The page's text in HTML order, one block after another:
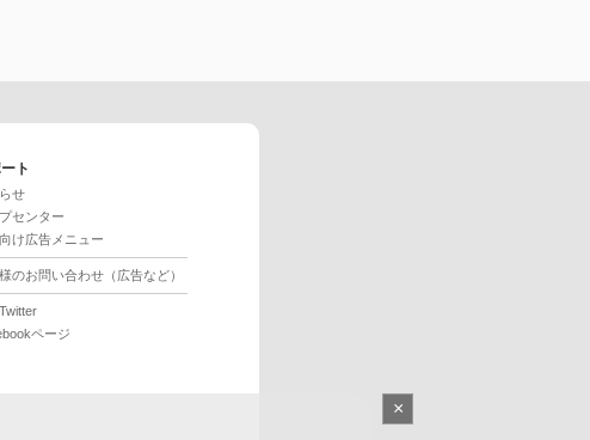
ト
せ
センター
け広告メニュー
のお問い合わせ（広告など）
ページ
×